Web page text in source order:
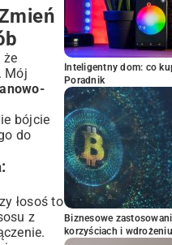
że
Mój
bójcie
do
łosoś to
z
Inteligentny dom: co
Poradnik
Biznesowe
korzyściach i wdrożeniu